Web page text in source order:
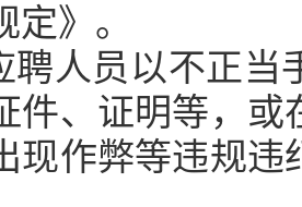
》。
聘人员以不正
件、证明等，
现作弊等违规